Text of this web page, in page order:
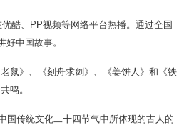
酷、PP视频等网络平台热播。通过全国
中国故事。
鼠》、《刻舟求剑》、《姜饼人》和《铁
鸣。
国传统文化二十四节气中所体现的古人的